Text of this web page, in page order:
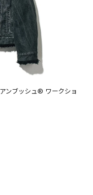
ンブッシュ® ワークショ